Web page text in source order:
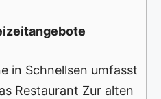
in Schnellsen umfasst
Restaurant Zur alten